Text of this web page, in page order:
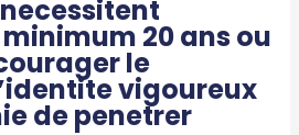
20 ans ou
le
vigoureux
de penetrer